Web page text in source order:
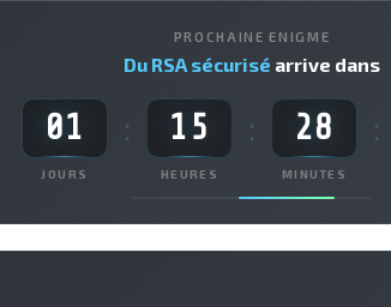
PROCHAINE ENIGME
Du RSA sécurisé arrive dans
01
JOURS
: 15
HEURES
: 28
MINUTES
: